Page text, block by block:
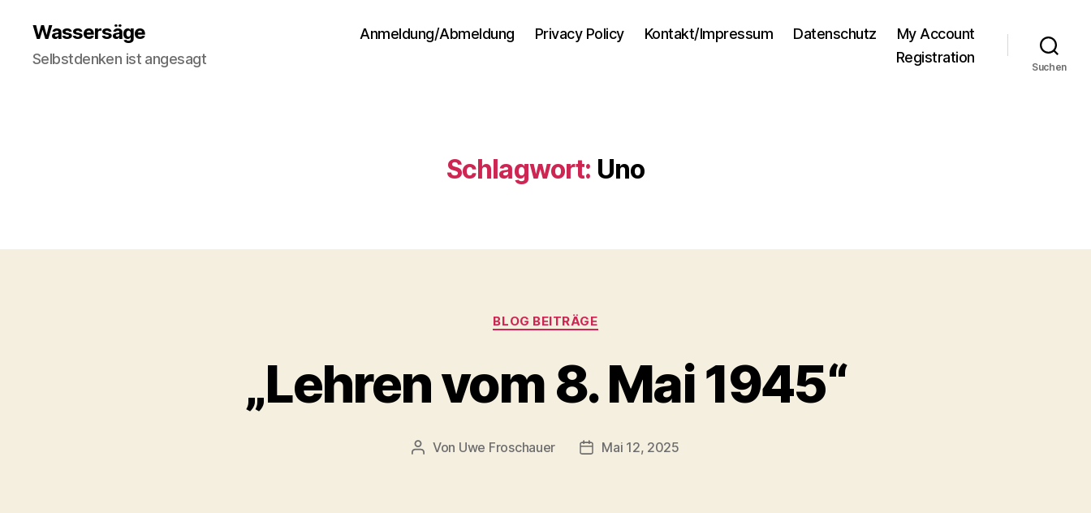
Wassersäge
Selbstdenken ist angesagt
Anmeldung/Abmeldung Privacy Policy Kontakt/Impressum Datenschutz
My Account
Registration
Suchen
Schlagwort: Uno
Kategorien
BLOG BEITRÄGE
„Lehren vom 8. Mai 1945“
Beitragsautor
Von Uwe Froschauer Beitragsdatum
Mai 12, 2025